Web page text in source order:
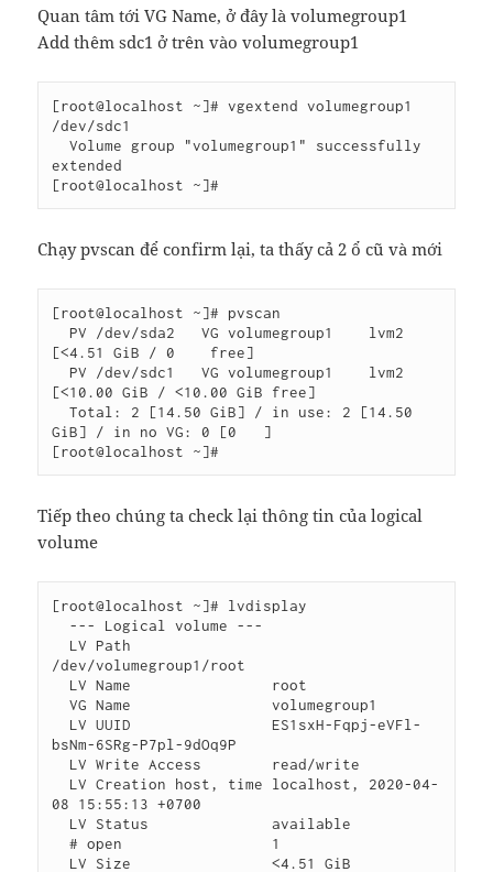
Quan tâm tới VG Name, ở đây là volumegroup1
Add thêm sdc1 ở trên vào volumegroup1
[root@localhost ~]# vgextend volumegroup1
/dev/sdc1
  Volume group "volumegroup1" successfully
extended
[root@localhost ~]#
Chạy pvscan để confirm lại, ta thấy cả 2 ổ cũ và mới
[root@localhost ~]# pvscan
[<4.51 GiB / 0    free]
[<10.00 GiB / <10.00 GiB free]
  Total: 2 [14.50 GiB] / in use: 2 [14.50
GiB] / in no VG: 0 [0   ]
Tiếp theo chúng ta check lại thông tin của logical
volume
[root@localhost ~]# lvdisplay
/dev/volumegroup1/root
  VG Name                volumegroup1
bsNm-6SRg-P7pl-9dOq9P
08 15:55:13 +0700
  # open                 1